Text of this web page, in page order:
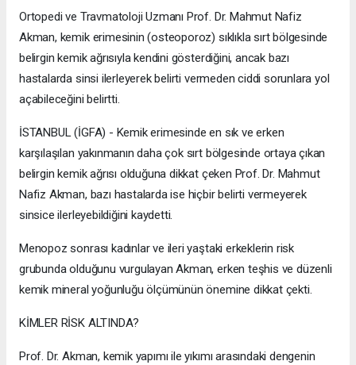
Ortopedi ve Travmatoloji Uzmanı Prof. Dr. Mahmut Nafiz
Akman, kemik erimesinin (osteoporoz) sıklıkla sırt bölgesinde
belirgin kemik ağrısıyla kendini gösterdiğini, ancak bazı
hastalarda sinsi ilerleyerek belirti vermeden ciddi sorunlara yol
açabileceğini belirtti.
İSTANBUL (İGFA) - Kemik erimesinde en sık ve erken
karşılaşılan yakınmanın daha çok sırt bölgesinde ortaya çıkan
belirgin kemik ağrısı olduğuna dikkat çeken Prof. Dr. Mahmut
Nafiz Akman, bazı hastalarda ise hiçbir belirti vermeyerek
sinsice ilerleyebildiğini kaydetti.
Menopoz sonrası kadınlar ve ileri yaştaki erkeklerin risk
grubunda olduğunu vurgulayan Akman, erken teşhis ve düzenli
kemik mineral yoğunluğu ölçümünün önemine dikkat çekti.
KİMLER RİSK ALTINDA?
Prof. Dr. Akman, kemik yapımı ile yıkımı arasındaki dengenin